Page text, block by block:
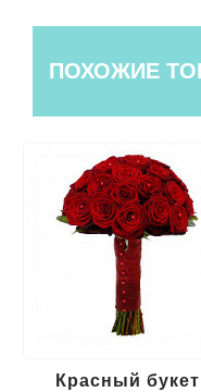
ПОХОЖИЕ
Красный букет